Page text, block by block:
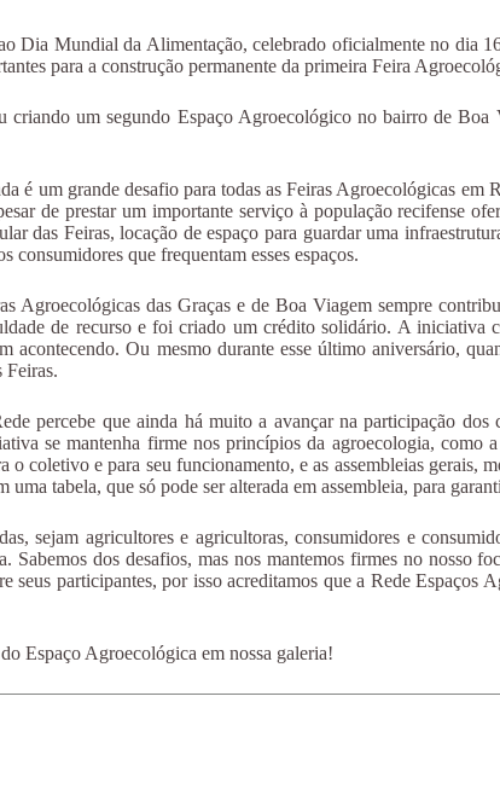
Dia Mundial da Alimentação, celebrado oficialmente no dia
para a construção permanente da primeira Feira
criando um segundo Espaço Agroecológico no bairro de
é um grande desafio para todas as Feiras Agroecológicas
de prestar um importante serviço à população recifense
das Feiras, locação de espaço para guardar uma
consumidores que frequentam esses espaços.
Agroecológicas das Graças e de Boa Viagem sempre
de recurso e foi criado um crédito solidário. A iniciativa
acontecendo. Ou mesmo durante esse último aniversário,
Feiras.
percebe que ainda há muito a avançar na participação
se mantenha firme nos princípios da agroecologia,
o coletivo e para seu funcionamento, e as assembleias
tabela, que só pode ser alterada em assembleia, para
sejam agricultores e agricultoras, consumidores e
Sabemos dos desafios, mas nos mantemos firmes no nosso
seus participantes, por isso acreditamos que a Rede
Espaço Agroecológica em nossa galeria!